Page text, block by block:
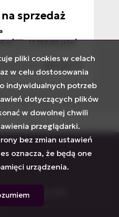
sprzedaż
m2 12 190,00 zł/m2
10 lok. 503
pliki cookies w celach
w celu dostosowania
indywidualnych potrzeb
dotyczących plików
w dowolnej chwili
przeglądarki.
bez zmian ustawień
oznacza, że będą one
urządzenia.